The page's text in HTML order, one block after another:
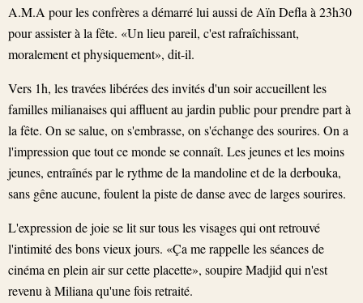
A.M.A pour les confrères a démarré lui aussi de Aïn Defla à 23h30
pour assister à la fête. «Un lieu pareil, c'est rafraîchissant,
moralement et physiquement», dit-il.
Vers 1h, les travées libérées des invités d'un soir accueillent les
familles milianaises qui affluent au jardin public pour prendre part à
la fête. On se salue, on s'embrasse, on s'échange des sourires. On a
l'impression que tout ce monde se connaît. Les jeunes et les moins
jeunes, entraînés par le rythme de la mandoline et de la derbouka,
sans gêne aucune, foulent la piste de danse avec de larges sourires.
L'expression de joie se lit sur tous les visages qui ont retrouvé
l'intimité des bons vieux jours. «Ça me rappelle les séances de
cinéma en plein air sur cette placette», soupire Madjid qui n'est
revenu à Miliana qu'une fois retraité.